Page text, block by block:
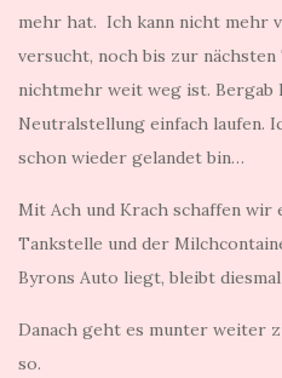
mehr hat. Ich kann nicht mehr
versucht, noch bis zur
nichtmehr weit weg ist. Bergab
Neutralstellung einfach laufen.
schon wieder gelandet bin…
Mit Ach und Krach schaffen wir
Tankstelle und der
Byrons Auto liegt, bleibt
Danach geht es munter weiter
so.